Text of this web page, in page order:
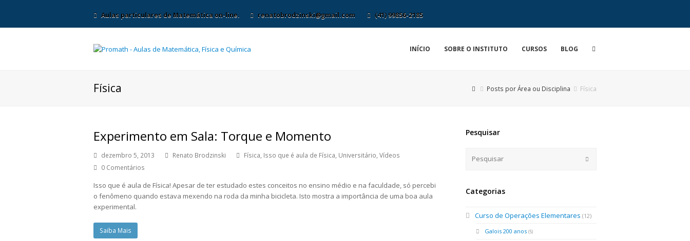
Aulas particulares de Matemática on-line. renatobrodzinski@gmail.com (41) 99856-2185
INÍCIO SOBRE O INSTITUTO CURSOS BLOG
Física Posts por Área ou Disciplina Física
Experimento em Sala: Torque e Momento
dezembro 5, 2013 Renato Brodzinski Física, Isso que é aula de Física, Universitário, Vídeos
0 Comentários
Isso que é aula de Física! Apesar de ter estudado estes conceitos no ensino médio e na faculdade, só percebi
o fenômeno quando estava mexendo na roda da minha bicicleta. Isto mostra a importância de uma boa aula
experimental.
Saiba Mais
Pesquisar
Categorias
Curso de Operações Elementares (12)
Galois 200 anos (5)